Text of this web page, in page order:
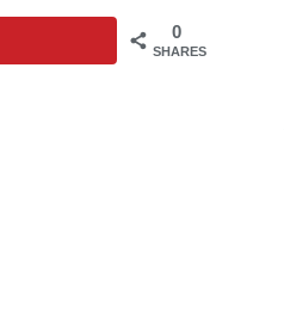
0
SHARES